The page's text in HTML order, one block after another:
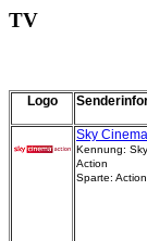
TV
Logo
Sky
Kennung:
Action
Sparte: